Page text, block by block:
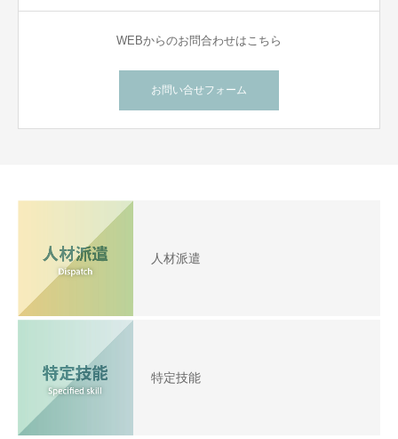
WEBからのお問合わせはこちら
お問い合せフォーム
人材派遣
特定技能